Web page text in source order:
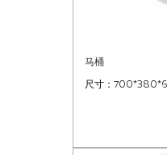
马桶
尺寸：